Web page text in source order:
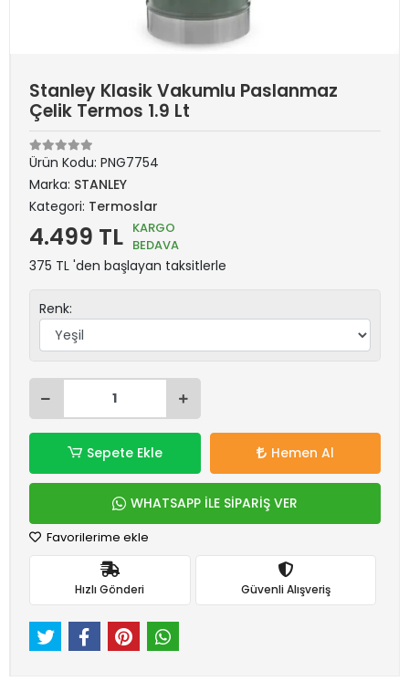
Stanley Klasik Vakumlu Paslanmaz
Çelik Termos 1.9 Lt
Ürün Kodu: PNG7754
Marka: STANLEY
Kategori: Termoslar
4.499 TL KARGO
BEDAVA
375 TL 'den başlayan taksitlerle
Renk:
Sepete Ekle Hemen Al
WHATSAPP İLE SİPARİŞ VER
Favorilerime ekle
Hızlı Gönderi Güvenli Alışveriş